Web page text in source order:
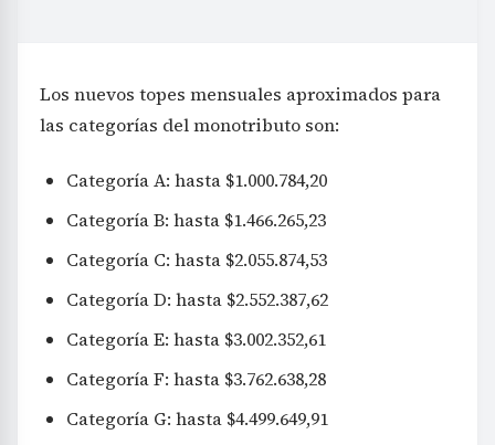
Los nuevos topes mensuales aproximados para
las categorías del monotributo son:
Categoría A: hasta $1.000.784,20
Categoría B: hasta $1.466.265,23
Categoría C: hasta $2.055.874,53
Categoría D: hasta $2.552.387,62
Categoría E: hasta $3.002.352,61
Categoría F: hasta $3.762.638,28
Categoría G: hasta $4.499.649,91